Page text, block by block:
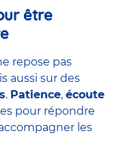
être
repose pas
aussi sur des
. Patience, écoute
pour répondre
les